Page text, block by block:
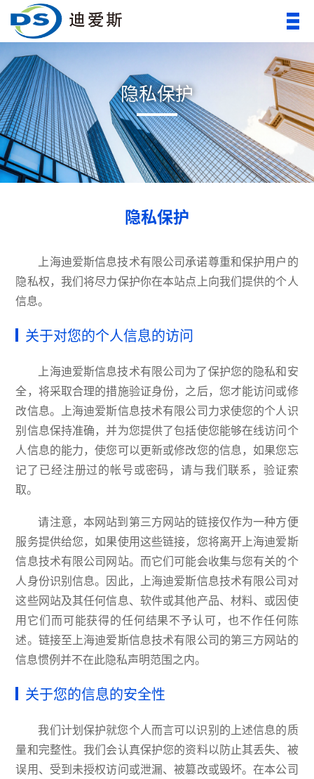
隐私保护
隐私保护
上海迪爱斯信息技术有限公司承诺尊重和保护用户的
隐私权，我们将尽力保护你在本站点上向我们提供的个人
信息。
关于对您的个人信息的访问
上海迪爱斯信息技术有限公司为了保护您的隐私和安
全，将采取合理的措施验证身份，之后，您才能访问或修
改信息。上海迪爱斯信息技术有限公司力求使您的个人识
别信息保持准确，并为您提供了包括使您能够在线访问个
人信息的能力，使您可以更新或修改您的信息，如果您忘
记了已经注册过的帐号或密码，请与我们联系，验证索
取。
请注意，本网站到第三方网站的链接仅作为一种方便
服务提供给您，如果使用这些链接，您将离开上海迪爱斯
信息技术有限公司网站。而它们可能会收集与您有关的个
人身份识别信息。因此，上海迪爱斯信息技术有限公司对
这些网站及其任何信息、软件或其他产品、材料、或因使
用它们而可能获得的任何结果不予认可，也不作任何陈
述。链接至上海迪爱斯信息技术有限公司的第三方网站的
信息惯例并不在此隐私声明范围之内。
关于您的信息的安全性
我们计划保护就您个人而言可以识别的上述信息的质
量和完整性。我们会认真保护您的资料以防止其丢失、被
误用、受到未授权访问或泄漏、被篡改或毁坏。在本公司